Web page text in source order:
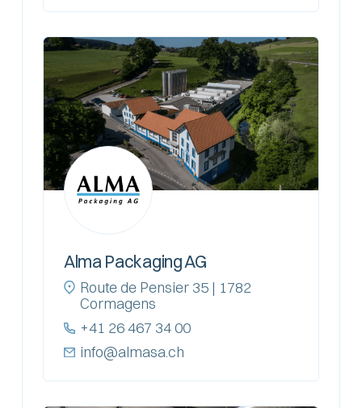
Alma Packaging AG
Route de Pensier 35 | 1782
Cormagens
+41 26 467 34 00
info@almasa.ch